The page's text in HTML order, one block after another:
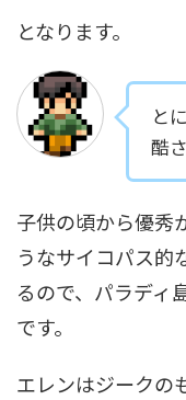
となります。
と
酷
子供の頃から優秀
うなサイコパス的
るので、パラディ
です。
エレンはジークの